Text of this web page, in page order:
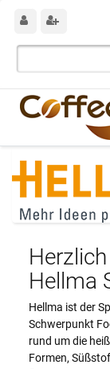
Hellma
Hellma ist der
Schwerpunkt
rund um die
Formen,